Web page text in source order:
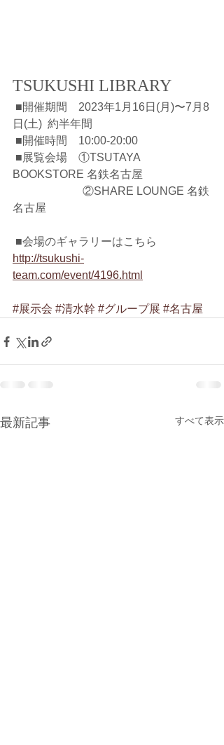
TSUKUSHI LIBRARY
日(土)  約半年間
■開催時間　10:00-20:00
BOOKSTORE 名鉄名古屋
名古屋
■会場のギャラリーはこちら
http://tsukushi-
team.com/event/4196.html
#展示会 #清水幹 #グループ展 #名古屋
最新記事 すべて表示